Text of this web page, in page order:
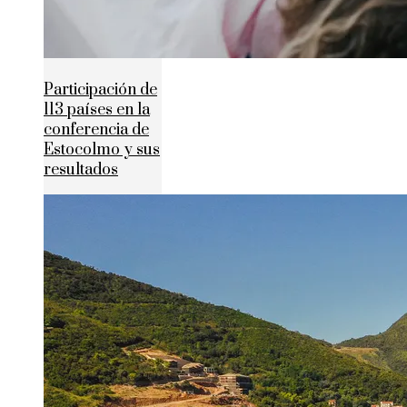
Participación de
113 países en la
conferencia de
Estocolmo y sus
resultados